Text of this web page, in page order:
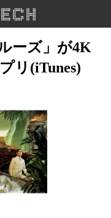
ーズ」が4K
リ(iTunes)